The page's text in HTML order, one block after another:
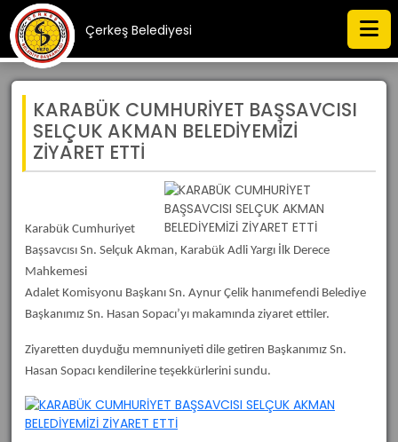
Çerkeş Belediyesi
KARABÜK CUMHURİYET BAŞSAVCISI
SELÇUK AKMAN BELEDİYEMİZİ
ZİYARET ETTİ
Karabük Cumhuriyet
Başsavcısı Sn. Selçuk Akman, Karabük Adli Yargı İlk Derece
Mahkemesi
Adalet Komisyonu Başkanı Sn. Aynur Çelik hanımefendi Belediye
Başkanımız Sn. Hasan Sopacı’yı makamında ziyaret ettiler.
Ziyaretten duyduğu memnuniyeti dile getiren Başkanımız Sn.
Hasan Sopacı kendilerine teşekkürlerini sundu.